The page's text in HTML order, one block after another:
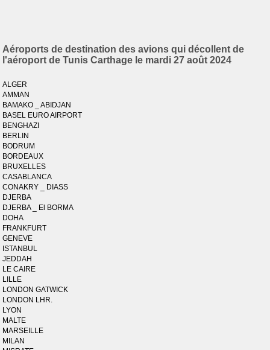
Aéroports de destination des avions qui décollent de
l'aéroport de Tunis Carthage le mardi 27 août 2024
ALGER
AMMAN
BAMAKO _ ABIDJAN
BASEL EURO AIRPORT
BENGHAZI
BERLIN
BODRUM
BORDEAUX
BRUXELLES
CASABLANCA
CONAKRY _ DIASS
DJERBA
DJERBA _ El BORMA
DOHA
FRANKFURT
GENEVE
ISTANBUL
JEDDAH
LE CAIRE
LILLE
LONDON GATWICK
LONDON LHR.
LYON
MALTE
MARSEILLE
MILAN